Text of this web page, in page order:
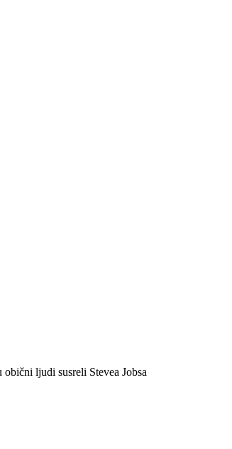
ljudi susreli Stevea Jobsa